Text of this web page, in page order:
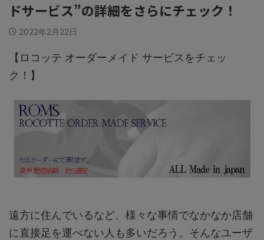
ドサービス”の詳細をさらにチェック！
2022年2月22日
【ロコッテ オーダーメイド サービスをチェッ
ク！】
遠方に住んでいるなど、様々な事情でなかなか店舗
に直接足を運べない人も多いだろう。そんなユーザ